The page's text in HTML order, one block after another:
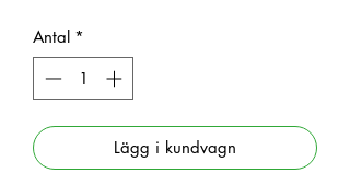
Antal *
Lägg i kundvagn